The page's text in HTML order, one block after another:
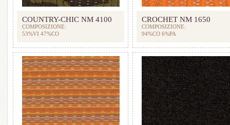
COUNTRY-CHIC NM 4100
COMPOSIZIONE:
53%VI 47%CO
CROCHET NM 1650
COMPOSIZIONE:
94%CO 6%PA